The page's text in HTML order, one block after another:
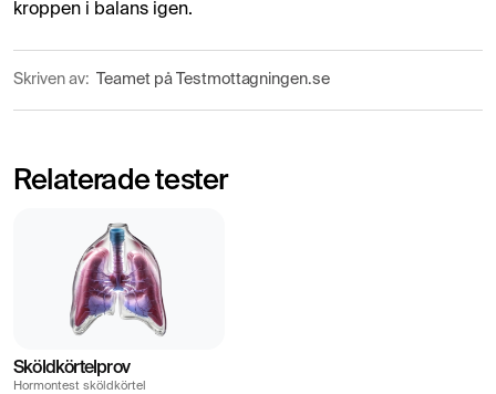
kroppen i balans igen.
Skriven av: Teamet på Testmottagningen.se
Relaterade tester
Sköldkörtelprov
Hormontest sköldkörtel